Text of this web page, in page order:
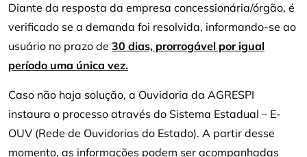
Diante da resposta da empresa concessionária/órgão, é
verificado se a demanda foi resolvida, informando-se ao
usuário no prazo de 30 dias, prorrogável por igual
período uma única vez.
Caso não haja solução, a Ouvidoria da AGRESPI
instaura o processo através do Sistema Estadual – E-
OUV (Rede de Ouvidorias do Estado). A partir desse
momento, as informações podem ser acompanhadas